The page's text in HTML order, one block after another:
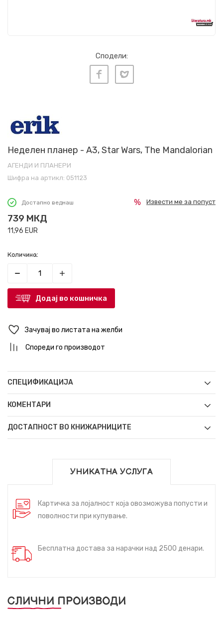
Сподели:
Неделен планер - A3, Star Wars, The Mandalorian
АГЕНДИ И ПЛАНЕРИ
Шифра на артикл: 051123
Достапно веднаш
739 МКД
11,96 EUR
Извести ме за попуст
Количина:
Додај во кошничка
Зачувај во листата на желби
Спореди го производот
СПЕЦИФИКАЦИЈА
КОМЕНТАРИ
ДОСТАПНОСТ ВО КНИЖАРНИЦИТЕ
УНИКАТНА УСЛУГА
Картичка за лојалност која овозможува попусти и
поволности при купување.
Бесплатна достава за нарачки над 2500 денари.
СЛИЧНИ ПРОИЗВОДИ